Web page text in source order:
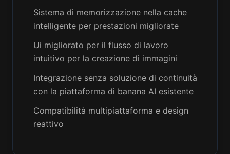
Sistema di memorizzazione nella cache
intelligente per prestazioni migliorate
Ui migliorato per il flusso di lavoro
intuitivo per la creazione di immagini
Integrazione senza soluzione di continuità
con la piattaforma di banana AI esistente
Compatibilità multipiattaforma e design
reattivo